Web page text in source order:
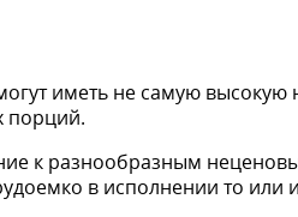
иметь не самую высокую
порций.
к разнообразным
в исполнении то или